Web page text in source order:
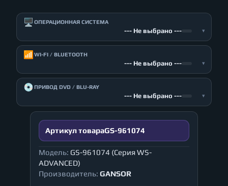
🖥️ ОПЕРАЦИОННАЯ СИСТЕМА
--- Не выбрано --- ▾
📶 WI-FI / BLUETOOTH
--- Не выбрано --- ▾
💿ПРИВОД DVD / BLU-RAY
--- Не выбрано --- ▾
Артикул товараGS-961074
Модель: GS-961074 (Серия WS-
ADVANCED)
Производитель: GANSOR